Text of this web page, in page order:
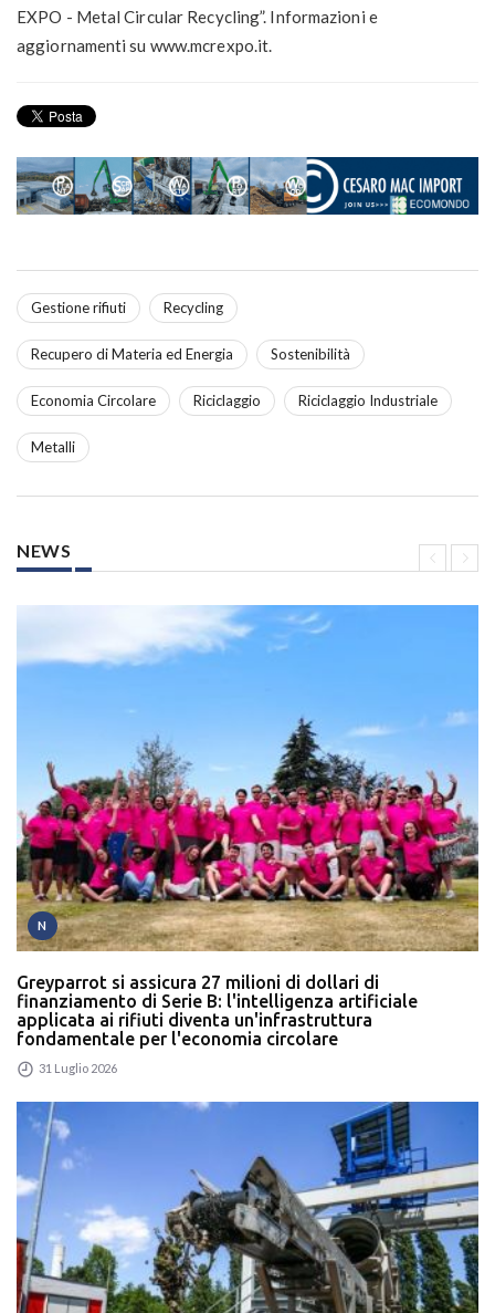
EXPO - Metal Circular Recycling”. Informazioni e
aggiornamenti su www.mcrexpo.it.
Gestione rifiuti Recycling
Recupero di Materia ed Energia Sostenibilità
Economia Circolare Riciclaggio Riciclaggio Industriale
Metalli
NEWS
N
Greyparrot si assicura 27 milioni di dollari di
finanziamento di Serie B: l'intelligenza artificiale
applicata ai rifiuti diventa un'infrastruttura
fondamentale per l'economia circolare
31 Luglio 2026